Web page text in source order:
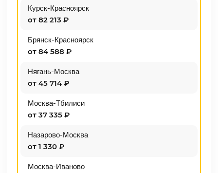
Курск-Красноярск
от 82 213 ₽
Брянск-Красноярск
от 84 588 ₽
Нягань-Москва
от 45 714 ₽
Москва-Тбилиси
от 37 335 ₽
Назарово-Москва
от 1 330 ₽
Москва-Иваново